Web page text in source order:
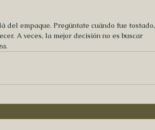
del empaque. Pregúntate cuándo fue tostado,
A veces, la mejor decisión no es buscar